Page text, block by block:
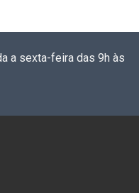
a sexta-feira das 9h às